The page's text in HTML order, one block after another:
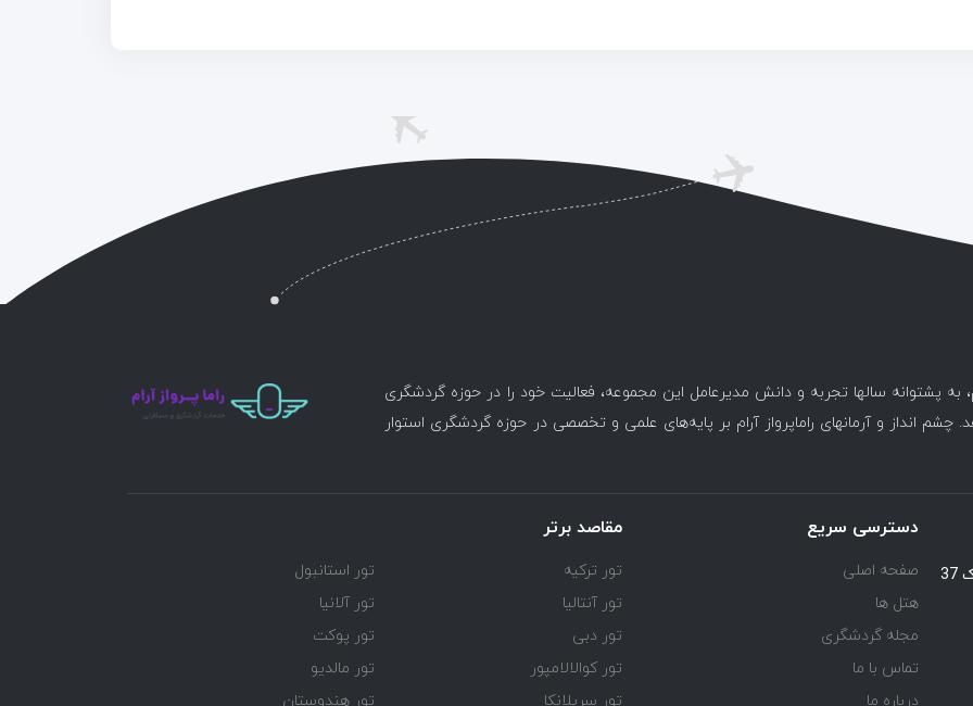
به پشتوانه سالها تجربه و دانش مدیرعامل این مجموعه، فعالیت خود را در حوزه گردشگری
چشم انداز و آرمانهای راماپرواز آرام بر پایه‌های علمی و تخصصی در حوزه گردشگری استوار
یوسف آباد خیابان اسد آبادی جنب کوچه هفتم پلاک 37
دسترسی سریع
صفحه اصلی
هتل ها
مجله گردشگری
تماس با ما
درباره ما
مقاصد برتر
تور ترکیه
تور استانبول
تور آنتالیا
تور آلانیا
تور دبی
تور پوکت
تور کوالالامپور
تور مالدیو
تور سریلانکا
تور هندوستان